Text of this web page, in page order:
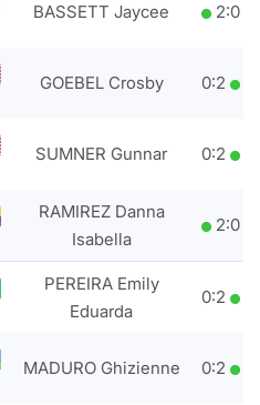
BASSETT Jaycee 2:0
GOEBEL Crosby 0:2
SUMNER Gunnar 0:2
RAMIREZ Danna
Isabella
2:0
PEREIRA Emily
Eduarda
0:2
MADURO Ghizienne 0:2